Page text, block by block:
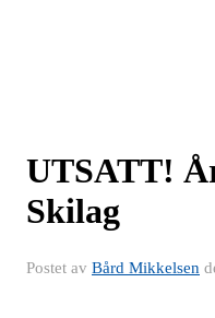
UTSATT!
Skilag
Postet av Bård Mikkelsen